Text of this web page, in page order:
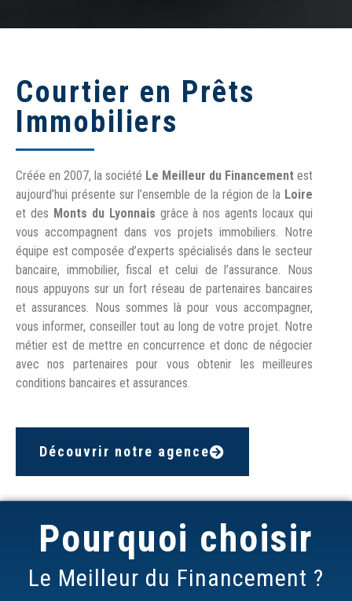
Crédit immobilier
Depuis 2007, nous
construisons vos projets !
Informez-vous
Courtier en Prêts
Immobiliers
Créée en 2007, la société Le Meilleur du Financement est
aujourd’hui présente sur l’ensemble de la région de la Loire
et des Monts du Lyonnais grâce à nos agents locaux qui
vous accompagnent dans vos projets immobiliers. Notre
équipe est composée d’experts spécialisés dans le secteur
bancaire, immobilier, fiscal et celui de l’assurance. Nous
nous appuyons sur un fort réseau de partenaires bancaires
et assurances. Nous sommes là pour vous accompagner,
vous informer, conseiller tout au long de votre projet. Notre
métier est de mettre en concurrence et donc de négocier
avec nos partenaires pour vous obtenir les meilleures
conditions bancaires et assurances.
Découvrir notre agence
Pourquoi choisir
Le Meilleur du Financement ?